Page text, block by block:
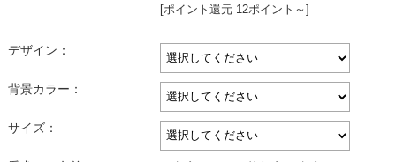
[ポイント還元 12ポイント～]
デザイン：
背景カラー：
サイズ：